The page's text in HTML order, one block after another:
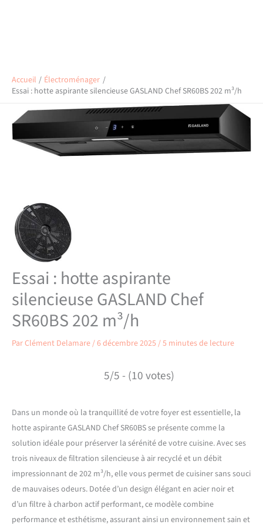
Accueil
Électroménager
Essai : hotte aspirante silencieuse GASLAND Chef SR60BS 202 m³/h
Essai : hotte aspirante
silencieuse GASLAND Chef
SR60BS 202 m³/h
ParClément Delamare/6 décembre 2025/5 minutes de lecture
5/5 - (10 votes)
Dans un monde où la tranquillité de votre foyer est essentielle, la
hotte aspirante GASLAND Chef SR60BS se présente comme la
solution idéale pour préserver la sérénité de votre cuisine. Avec ses
trois niveaux de filtration silencieuse à air recyclé et un débit
impressionnant de 202 m³/h, elle vous permet de cuisiner sans souci
de mauvaises odeurs. Dotée d’un design élégant en acier noir et
d’un filtre à charbon actif performant, ce modèle combine
performance et esthétisme, assurant ainsi un environnement sain et